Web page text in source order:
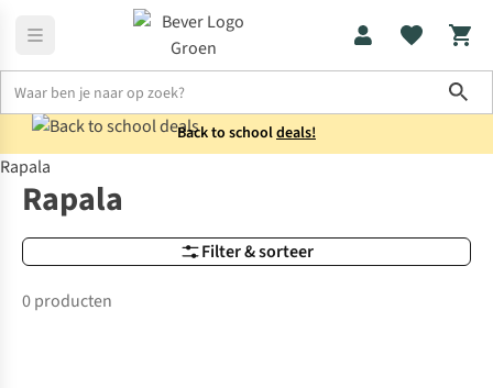
Back to schooldeals!
Merken Rapala
Rapala
Filter & sorteer
Rapala
0 producten